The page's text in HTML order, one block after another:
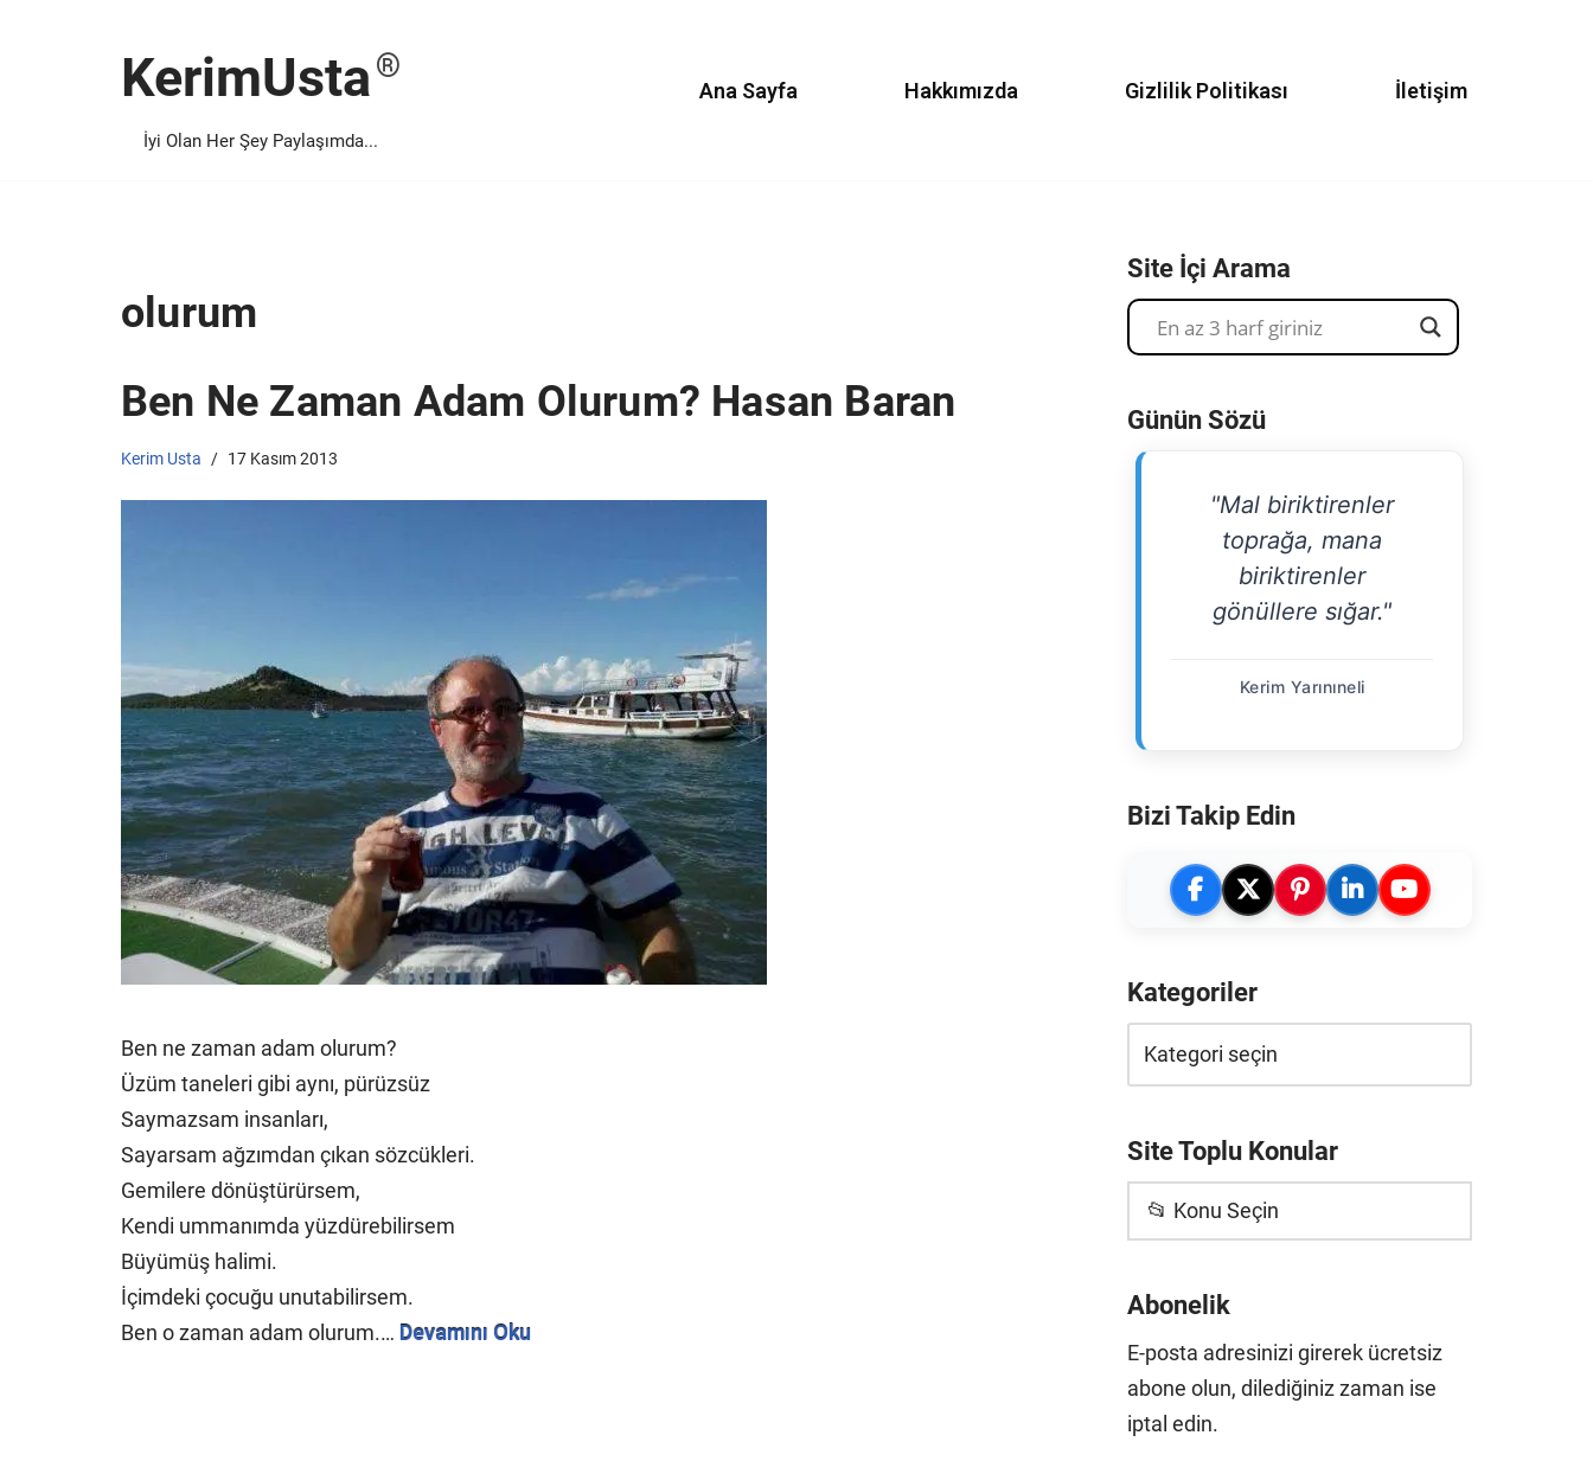
KerimUsta
İyi Olan Her Şey Paylaşımda...
Ana Sayfa Hakkımızda Gizlilik Politikası İletişim
olurum
Ben Ne Zaman Adam Olurum? Hasan Baran
Kerim Usta 17 Kasım 2013
Ben ne zaman adam olurum?
Üzüm taneleri gibi aynı, pürüzsüz
Saymazsam insanları,
Sayarsam ağzımdan çıkan sözcükleri.
Gemilere dönüştürürsem,
Kendi ummanımda yüzdürebilirsem
Büyümüş halimi.
İçimdeki çocuğu unutabilirsem.
Ben o zaman adam olurum.… Devamını Oku
Site İçi Arama
Günün Sözü
"Mal biriktirenler
toprağa, mana
biriktirenler
gönüllere sığar."
Kerim Yarınıneli
Bizi Takip Edin
Kategoriler
Site Toplu Konular
📂 Konu Seçin
Abonelik
E-posta adresinizi girerek ücretsiz
abone olun, dilediğiniz zaman ise
iptal edin.